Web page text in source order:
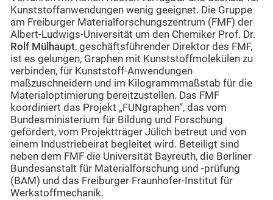
Kunststoffanwendungen wenig geeignet. Die Gruppe
am Freiburger Materialforschungszentrum (FMF) der
Albert-Ludwigs-Universität um den Chemiker Prof. Dr.
Rolf Mülhaupt, geschäftsführender Direktor des FMF,
ist es gelungen, Graphen mit Kunststoffmolekülen zu
verbinden, für Kunststoff-Anwendungen
maßzuschneidern und im Kilogrammmaßstab für die
Materialoptimierung bereitzustellen. Das FMF
koordiniert das Projekt „FUNgraphen“, das vom
Bundesministerium für Bildung und Forschung
gefördert, vom Projektträger Jülich betreut und von
einem Industriebeirat begleitet wird. Beteiligt sind
neben dem FMF die Universität Bayreuth, die Berliner
Bundesanstalt für Materialforschung und -prüfung
(BAM) und das Freiburger Fraunhofer-Institut für
Werkstoffmechanik.